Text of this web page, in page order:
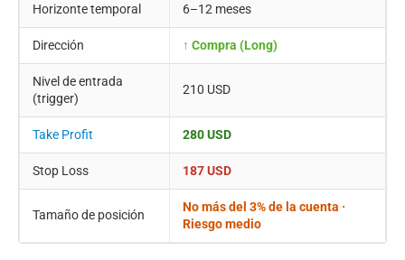
Horizonte temporal 6–12 meses
Dirección ↑ Compra (Long)
Nivel de entrada
(trigger)
210 USD
Take Profit 280 USD
Stop Loss 187 USD
Tamaño de posición
No más del 3% de la cuenta ·
Riesgo medio